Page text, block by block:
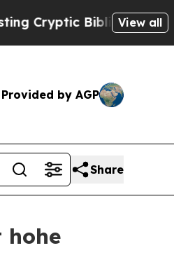
Messages onView all
Provided by AGP
Share
hohe